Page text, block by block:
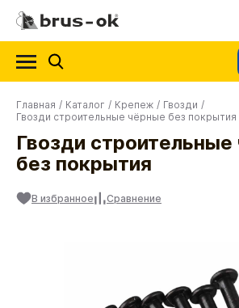
Главная / Каталог / Крепеж / Гвозди /
Гвозди строительные чёрные без покрытия
Гвозди
без покрытия
В избранное Сравнение